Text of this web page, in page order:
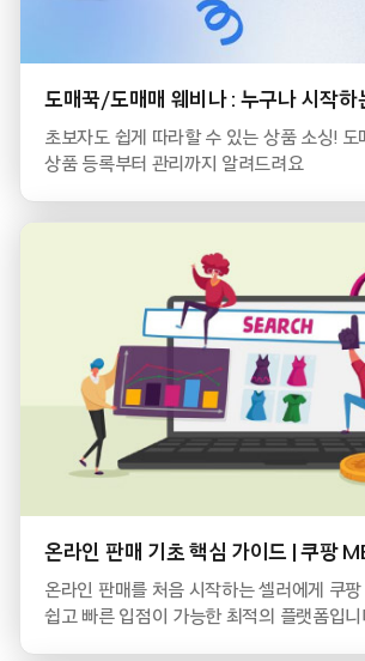
도매꾹/도매매 웨비나 : 누구나 시작하
초보자도 쉽게 따라할 수 있는 상품 소싱!
상품 등록부터 관리까지 알려드려요
온라인 판매 기초 핵심 가이드 | 쿠팡
온라인 판매를 처음 시작하는 셀러에게 쿠
쉽고 빠른 입점이 가능한 최적의 플랫폼입니